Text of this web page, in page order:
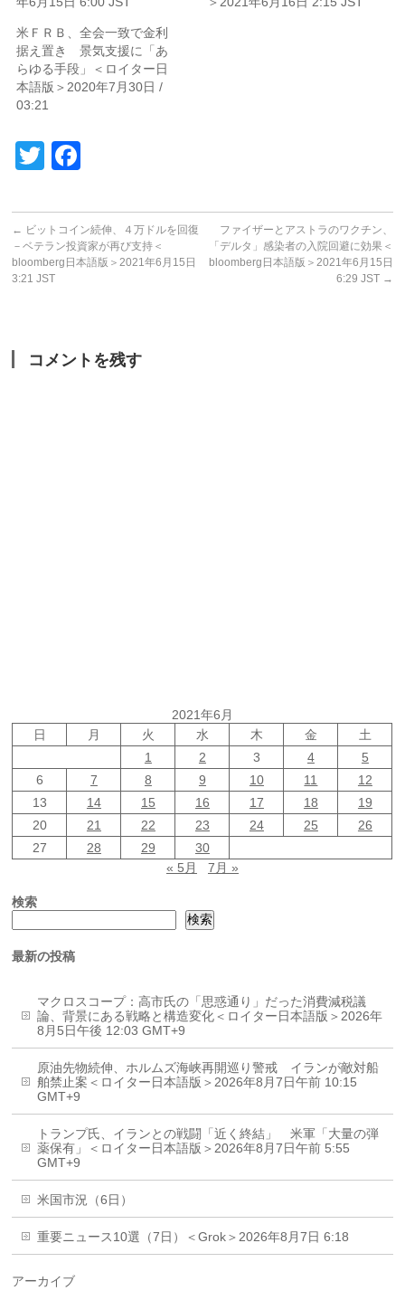
米ＦＲＢ、全会一致で金利
据え置き 景気支援に「あ
らゆる手段」＜ロイター日
本語版＞2020年7月30日 /
03:21
Twitter
← ビットコイン続伸、４万ドルを回復
－ベテラン投資家が再び支持＜
bloomberg日本語版＞2021年6月15日
3:21 JST
ファイザーとアストラのワクチン、
「デルタ」感染者の入院回避に効果＜
bloomberg日本語版＞2021年6月15日
6:29 JST →
コメントを残す
2021年6月
日
月 火 水 木 金
土
1
2 3 4
5
6
7 8 9 10 11
12
13
14 15 16 17 18
19
20
21 22 23 24 25
26
27
28 29
30
« 5月
7月 »
検索
検索
最新の投稿
マクロスコープ：高市氏の「思惑通り」だった消費減税議
論、背景にある戦略と構造変化＜ロイター日本語版＞2026年
8月5日午後 12:03 GMT+9
原油先物続伸、ホルムズ海峡再開巡り警戒 イランが敵対船
舶禁止案＜ロイター日本語版＞2026年8月7日午前 10:15
GMT+9
トランプ氏、イランとの戦闘「近く終結」 米軍「大量の弾
薬保有」＜ロイター日本語版＞2026年8月7日午前 5:55
GMT+9
米国市況（6日）
重要ニュース10選（7日）＜Grok＞2026年8月7日 6:18
アーカイブ